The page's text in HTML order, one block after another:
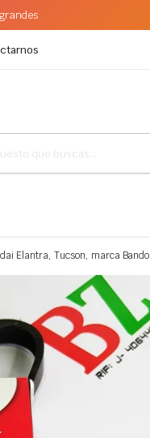
Elantra, Tucson, marca Bando